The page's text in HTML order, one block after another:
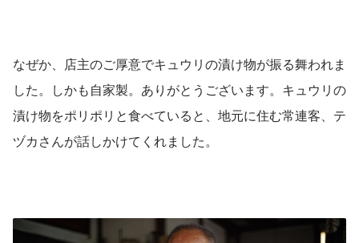
なぜか、店主のご厚意でキュウリの漬け物が振る舞われま
した。しかも自家製。ありがとうございます。キュウリの
漬け物をポリポリと食べていると、地元に住む常連客、テ
ヅカさんが話しかけてくれました。